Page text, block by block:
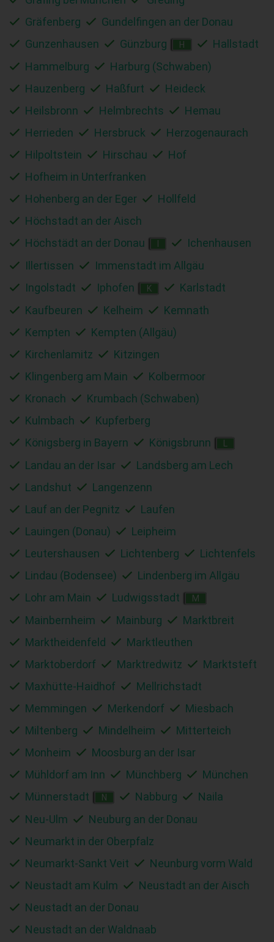
Gräfenberg
Gundelfingen an der Donau
Gunzenhausen
Günzburg H
Hallstadt
Hammelburg
Harburg (Schwaben)
Hauzenberg
Haßfurt
Heideck
Heilsbronn
Helmbrechts
Hemau
Herrieden
Hersbruck
Herzogenaurach
Hilpoltstein
Hirschau
Hof
Hofheim in Unterfranken
Hohenberg an der Eger
Hollfeld
Höchstadt an der Aisch
Höchstädt an der Donau
Ichenhausen
Illertissen
Immenstadt im Allgäu
Ingolstadt
Iphofen K
Karlstadt
Kaufbeuren
Kelheim
Kemnath
Kempten
Kempten (Allgäu)
Kirchenlamitz
Kitzingen
Klingenberg am Main
Kolbermoor
Kronach
Krumbach (Schwaben)
Kulmbach
Kupferberg
Königsberg in Bayern
Königsbrunn
Landau an der Isar
Landsberg am Lech
Landshut
Langenzenn
Lauf an der Pegnitz
Laufen
Lauingen (Donau)
Leipheim
Leutershausen
Lichtenberg
Lichtenfels
Lindau (Bodensee)
Lindenberg im Allgäu
Lohr am Main
Ludwigsstadt M
Mainbernheim Mainburg
Marktbreit
Marktheidenfeld
Marktleuthen
Marktoberdorf
Marktredwitz
Marktsteft
Maxhütte-Haidhof
Mellrichstadt
Memmingen
Merkendorf
Miesbach
Miltenberg
Mindelheim
Mitterteich
Monheim
Moosburg an der Isar
Mühldorf am Inn
Münchberg
München
Münnerstadt
N Nabburg
Naila
Neu-Ulm
Neuburg an der Donau
Neumarkt in der Oberpfalz
Neumarkt-Sankt Veit
Neunburg vorm Wald
Neustadt am Kulm
Neustadt an der Aisch
Neustadt an der Donau
Neustadt an der Waldnaab